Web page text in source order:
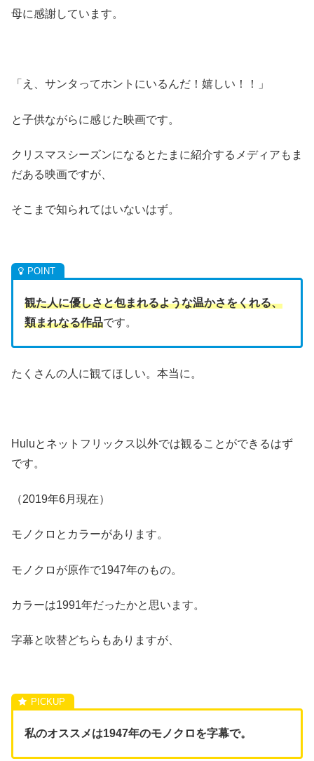
母に感謝しています。
「え、サンタってホントにいるんだ！嬉しい！！」
と子供ながらに感じた映画です。
クリスマスシーズンになるとたまに紹介するメディアもま
だある映画ですが、
そこまで知られてはいないはず。
観た人に優しさと包まれるような温かさをくれる、
類まれなる作品です。
たくさんの人に観てほしい。本当に。
Huluとネットフリックス以外では観ることができるはず
です。
（2019年6月現在）
モノクロとカラーがあります。
モノクロが原作で1947年のもの。
カラーは1991年だったかと思います。
字幕と吹替どちらもありますが、
私のオススメは1947年のモノクロを字幕で。